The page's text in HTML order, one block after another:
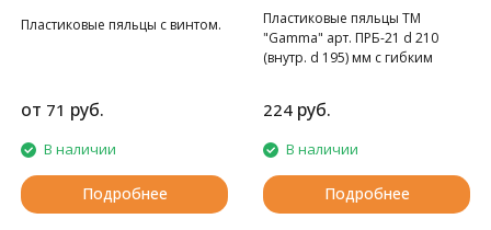
Пластиковые пяльцы с винтом.
от 71 руб.
В наличии
Подробнее
Пластиковые пяльцы ТМ
"Gamma" арт. ПРБ-21 d 210
(внутр. d 195) мм с гибким
высококачественного сырья.
канвы при вышивании за счет
натяжения верхнего кольца. В
данные пяльцы можно
оформить готовую вышитую
224 руб.
В наличии
Подробнее